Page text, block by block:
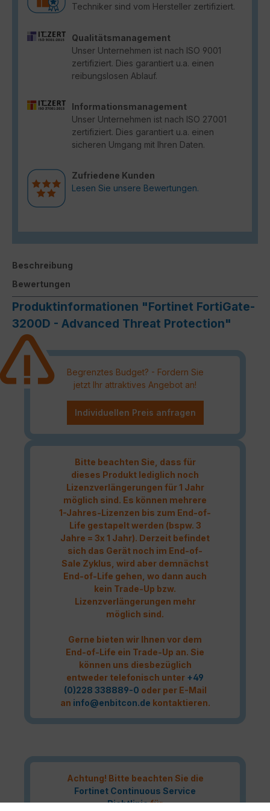
Techniker sind vom Hersteller zertifiziert.
Qualitätsmanagement
Unser Unternehmen ist nach ISO 9001
zertifiziert. Dies garantiert u.a. einen
reibungslosen Ablauf.
Informationsmanagement
Unser Unternehmen ist nach ISO 27001
zertifiziert. Dies garantiert u.a. einen
sicheren Umgang mit Ihren Daten.
Zufriedene Kunden
Lesen Sie unsere Bewertungen.
Beschreibung
Bewertungen
Produktinformationen "Fortinet FortiGate-
3200D - Advanced Threat Protection"
Begrenztes Budget? - Fordern Sie
jetzt Ihr attraktives Angebot an!
Individuellen Preis anfragen
Bitte beachten Sie, dass für
dieses Produkt lediglich noch
Lizenzverlängerungen für 1 Jahr
möglich sind. Es können mehrere
1-Jahres-Lizenzen bis zum End-of-
Life gestapelt werden (bspw. 3
Jahre = 3x 1 Jahr). Derzeit befindet
sich das Gerät noch im End-of-
Sale Zyklus, wird aber demnächst
End-of-Life gehen, wo dann auch
kein Trade-Up bzw.
Lizenzverlängerungen mehr
möglich sind.
Gerne bieten wir Ihnen vor dem
End-of-Life ein Trade-Up an. Sie
können uns diesbezüglich
entweder telefonisch unter +49
(0)228 338889-0 oder per E-Mail
an info@enbitcon.de kontaktieren.
Achtung! Bitte beachten Sie die
Fortinet Continuous Service
Richtliniefür